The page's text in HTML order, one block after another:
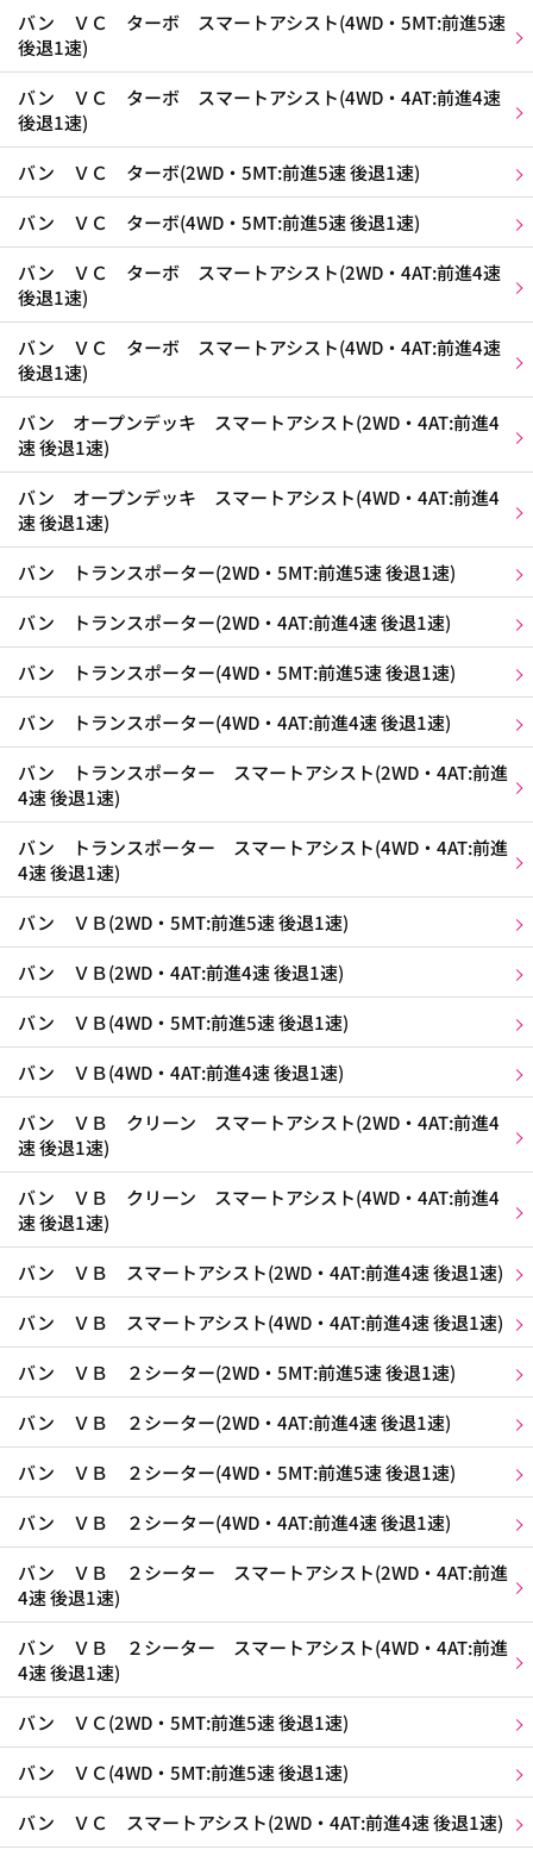
バン ＶＣ ターボ スマートアシスト(4WD・5MT:前進5速
後退1速)
バン ＶＣ ターボ スマートアシスト(4WD・4AT:前進4速
後退1速)
バン ＶＣ ターボ(2WD・5MT:前進5速 後退1速)
バン ＶＣ ターボ(4WD・5MT:前進5速 後退1速)
バン ＶＣ ターボ スマートアシスト(2WD・4AT:前進4速
後退1速)
バン ＶＣ ターボ スマートアシスト(4WD・4AT:前進4速
後退1速)
バン オープンデッキ スマートアシスト(2WD・4AT:前進4
速 後退1速)
バン オープンデッキ スマートアシスト(4WD・4AT:前進4
速 後退1速)
バン トランスポーター(2WD・5MT:前進5速 後退1速)
バン トランスポーター(2WD・4AT:前進4速 後退1速)
バン トランスポーター(4WD・5MT:前進5速 後退1速)
バン トランスポーター(4WD・4AT:前進4速 後退1速)
バン トランスポーター スマートアシスト(2WD・4AT:前進
4速 後退1速)
バン トランスポーター スマートアシスト(4WD・4AT:前進
4速 後退1速)
バン ＶＢ(2WD・5MT:前進5速 後退1速)
バン ＶＢ(2WD・4AT:前進4速 後退1速)
バン ＶＢ(4WD・5MT:前進5速 後退1速)
バン ＶＢ(4WD・4AT:前進4速 後退1速)
バン ＶＢ クリーン スマートアシスト(2WD・4AT:前進4
速 後退1速)
バン ＶＢ クリーン スマートアシスト(4WD・4AT:前進4
速 後退1速)
バン ＶＢ スマートアシスト(2WD・4AT:前進4速 後退1速)
バン ＶＢ スマートアシスト(4WD・4AT:前進4速 後退1速)
バン ＶＢ ２シーター(2WD・5MT:前進5速 後退1速)
バン ＶＢ ２シーター(2WD・4AT:前進4速 後退1速)
バン ＶＢ ２シーター(4WD・5MT:前進5速 後退1速)
バン ＶＢ ２シーター(4WD・4AT:前進4速 後退1速)
バン ＶＢ ２シーター スマートアシスト(2WD・4AT:前進
4速 後退1速)
バン ＶＢ ２シーター スマートアシスト(4WD・4AT:前進
4速 後退1速)
バン ＶＣ(2WD・5MT:前進5速 後退1速)
バン ＶＣ(4WD・5MT:前進5速 後退1速)
バン ＶＣ スマートアシスト(2WD・4AT:前進4速 後退1速)